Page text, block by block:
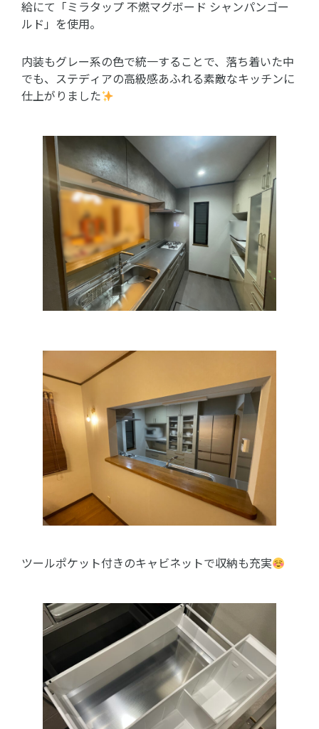
給にて「ミラタップ 不燃マグボード シャンパンゴー
ルド」を使用。
内装もグレー系の色で統一することで、落ち着いた中
でも、ステディアの高級感あふれる素敵なキッチンに
仕上がりました
ツールポケット付きのキャビネットで収納も充実